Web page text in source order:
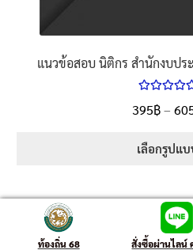
แนวข้อสอบ นิติกร สำนักงบปร
5.00
ตั้งแ
395฿–
เลือกรูปแ
ท้องถิ่น 68 สั่งซื้อผ่านไลน์